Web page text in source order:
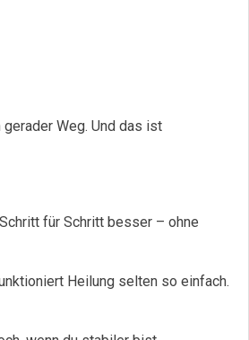
Weg. Und das ist
für Schritt besser – ohne
Heilung selten so einfach.